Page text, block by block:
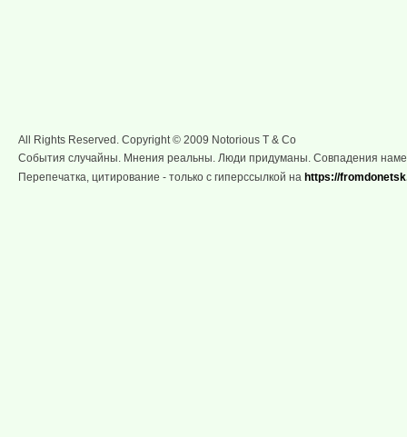
All Rights Reserved. Copyright © 2009 Notorious T & Co
События случайны. Мнения реальны. Люди придуманы. Совпадения
Перепечатка, цитирование - только с гиперссылкой на https://